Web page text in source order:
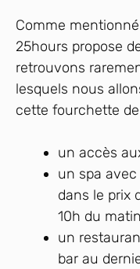
Comme
25hours propose
retrouvons
lesquels nous
cette fourchette
un accès
un spa
dans le prix
10h du
un
bar au